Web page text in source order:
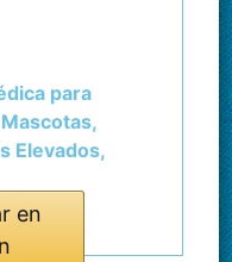
para
Elevados,
Claro
en